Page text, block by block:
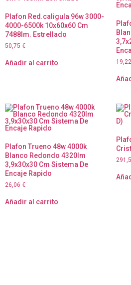
Plafon Red.caligula 96w 3000-
4000-6500k 10x60x60 Cm
7488lm. Estrellado
50,75 €
Añadir al carrito 19,22
Plafon Trueno 48w 4000k
Blanco Redondo 4320lm
3,9x30x30 Cm Sistema De
Encaje Rapido
26,06 €
Añadir al carrito